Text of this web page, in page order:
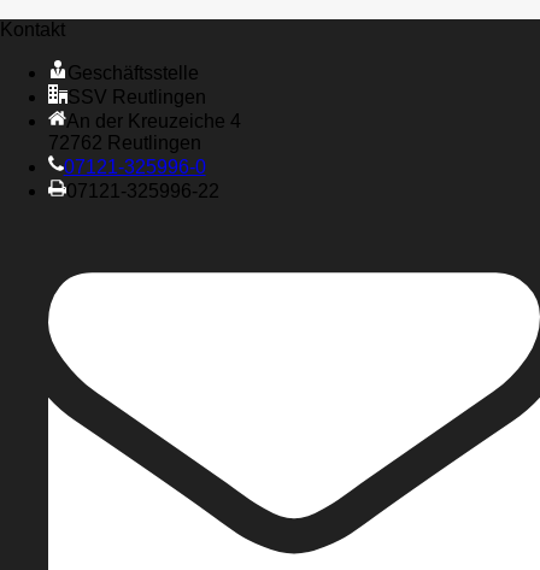
Kontakt
Geschäftsstelle
SSV Reutlingen
An der Kreuzeiche 4
72762 Reutlingen
07121-325996-0
07121-325996-22